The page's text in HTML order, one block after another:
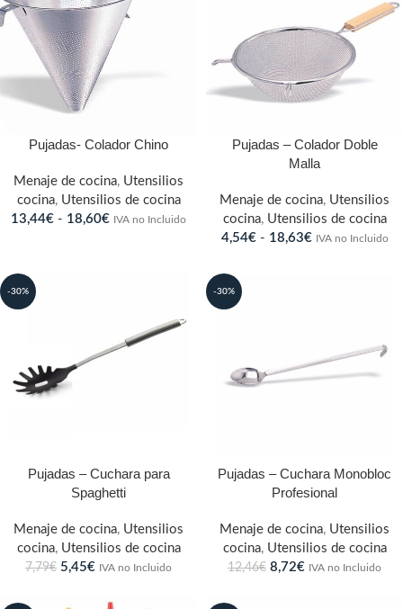
Pujadas- Colador Chino
Menaje de cocina, Utensilios
cocina, Utensilios de cocina
13,44€ - 18,60€ IVA no Incluido
Pujadas – Colador Doble
Malla
Menaje de cocina, Utensilios
cocina, Utensilios de cocina
4,54€ - 18,63€ IVA no Incluido
-30%
Pujadas – Cuchara para
Spaghetti
Menaje de cocina, Utensilios
cocina, Utensilios de cocina
7,79€ 5,45€ IVA no Incluido
-30%
Pujadas – Cuchara Monobloc
Profesional
Menaje de cocina, Utensilios
cocina, Utensilios de cocina
12,46€ 8,72€ IVA no Incluido